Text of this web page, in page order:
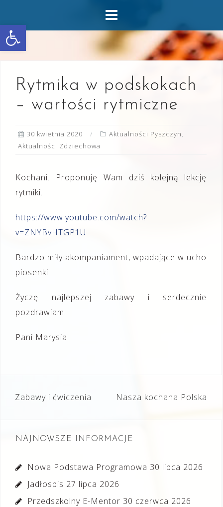
Otwórz pasek narzędzi
content
Rytmika w podskokach
– wartości rytmiczne
30 kwietnia 2020 Aktualności Pyszczyn,
Aktualności Zdziechowa
Kochani. Proponuję Wam dziś kolejną lekcję
rytmiki.
https://www.youtube.com/watch?
v=ZNYBvHTGP1U
Bardzo miły akompaniament, wpadające w ucho
piosenki.
Życzę najlepszej zabawy i serdecznie
pozdrawiam.
Pani Marysia
Nawigacja
Zabawy i ćwiczenia Nasza kochana Polska
NAJNOWSZE INFORMACJE
Nowa Podstawa Programowa 30 lipca 2026
Jadłospis 27 lipca 2026
Przedszkolny E-Mentor 30 czerwca 2026